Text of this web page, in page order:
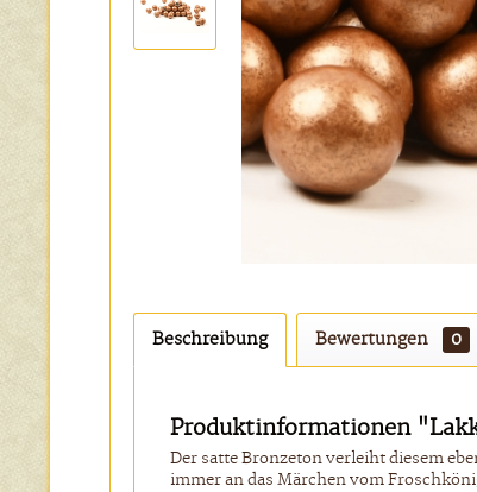
Beschreibung Bewertungen 0
Produktinformationen
Der satte Bronzeton verleiht diesem
immer an das Märchen vom